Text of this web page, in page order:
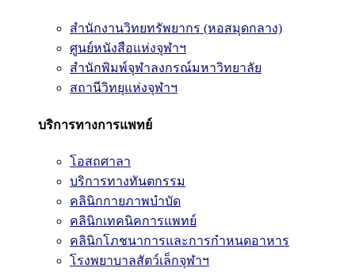
สำนักงานวิทยทรัพยากร (หอสมุดกลาง)
ศูนย์หนังสือแห่งจุฬาฯ
สำนักพิมพ์จุฬาลงกรณ์มหาวิทยาลัย
สถานีวิทยุแห่งจุฬาฯ
บริการทางการแพทย์
โอสถศาลา
บริการทางทันตกรรม
คลินิกกายภาพบำบัด
คลินิกเทคนิคการแพทย์
คลินิกโภชนาการและการกำหนดอาหาร
โรงพยาบาลสัตว์เล็กจุฬาฯ